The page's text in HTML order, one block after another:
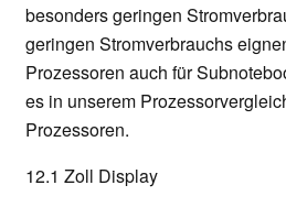
besonders geringen
geringen Stromverbrauchs
Prozessoren auch für
es in unserem
Prozessoren.
12.1 Zoll Display